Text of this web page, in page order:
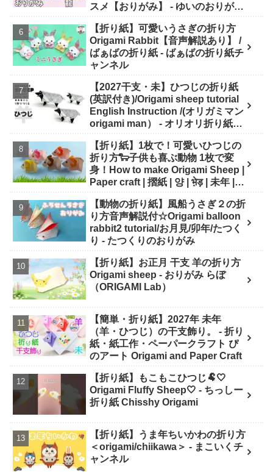
スメ【おりがみ】 - ゆいのおりがみ
【折り紙】可愛いうさぎの折り方
Origami Rabbit【音声解説あり】 /
ばぁばの折り紙 - ばぁばの折り紙チ
ャンネル
【2027干支・未】ひつじの折り紙
(英訳付き)/Origami sheep tutorial
English Instruction /(オリガミマン
origami man） - オリオリ折り紙マ
房あらき)
【折り紙】1枚で！可愛いひつじの
折り方🐑子供も喜ぶ動物 1枚で変
身！How to make Origami Sheep |
Paper craft | 摺紙 | 양 | भे़ड़ | 未年 |
【動物の折り紙】風船うさぎ２の折
り方音声解説付☆Origami balloon
rabbit2 tutorial/お月見/卯年/たつく
り - たつくりのおりがみ
【折り紙】お正月 干支 羊の折り方
Origami sheep - おりがみ らぼ
（ORIGAMI Lab）
【簡単・折り紙】2027年 未年
（羊・ひつじ）の干支飾り。 - 折り
紙・紙工作・ペーパークラフト ぴ
のアート Origami and Paper Craft
【折り紙】もこもこひつじ🐏🤍
Origami Fluffy Sheep🤍 - ちっしー
折り紙 Chisshy Origami
【折り紙】うま年ちいかわの折り方
＜origami/chiikawa＞ - まこいくチ
ャンネル